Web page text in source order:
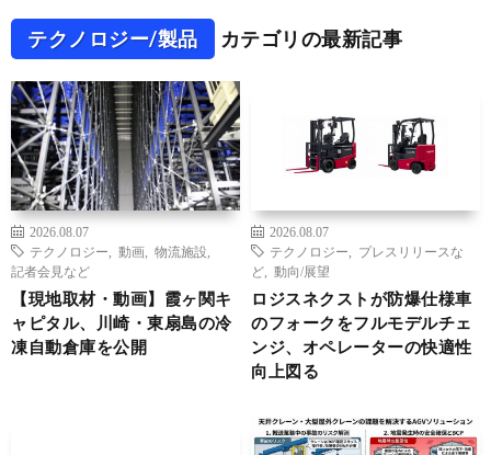
テクノロジー/製品 カテゴリの最新記事
2026.08.07
テクノロジー
動画 物流施設
記者会見など
【現地取材・動画】霞ヶ関キ
ャピタル、川崎・東扇島の冷
凍自動倉庫を公開
2026.08.07
テクノロジー
プレスリリースな
ど
動向/展望
ロジスネクストが防爆仕様車
のフォークをフルモデルチェ
ンジ、オペレーターの快適性
向上図る